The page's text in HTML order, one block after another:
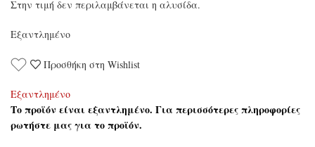
Στην τιμή δεν περιλαμβάνεται η αλυσίδα.
Εξαντλημένο
Προσθήκη στη Wishlist
Εξαντλημένο
Το προϊόν είναι εξαντλημένο. Για περισσότερες πληροφορίες
ρωτήστε μας για το προϊόν.